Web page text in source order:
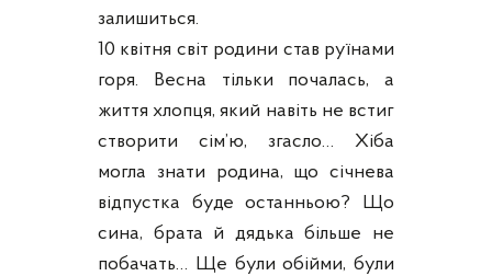
залишиться.
10 квітня світ родини став руїнами
горя. Весна тільки почалась, а
життя хлопця, який навіть не встиг
створити сім’ю, згасло… Хіба
могла знати родина, що січнева
відпустка буде останньою? Що
сина, брата й дядька більше не
побачать… Ще були обійми, були